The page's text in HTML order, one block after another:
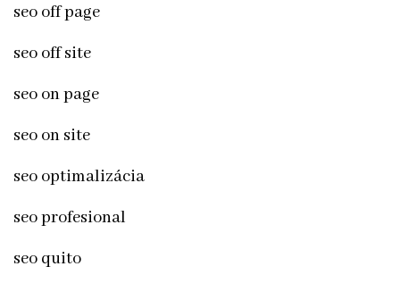
seo off page
seo off site
seo on page
seo on site
seo optimalizácia
seo profesional
seo quito